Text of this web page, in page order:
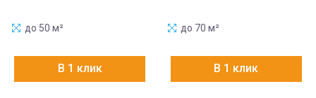
до 50 м²
В 1 клик
до 70 м²
В 1 клик